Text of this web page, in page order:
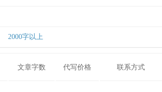
2000字以上
文章字数 代写价格 联系方式